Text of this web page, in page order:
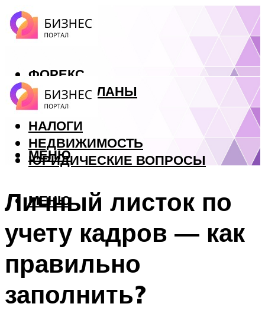
ФОРЕКС
БИЗНЕС ПЛАНЫ
КРЕДИТЫ
НАЛОГИ
НЕДВИЖИМОСТЬ
ЮРИДИЧЕСКИЕ ВОПРОСЫ
МЕНЮ
МЕНЮ
Личный листок по
учету кадров — как
правильно
заполнить?